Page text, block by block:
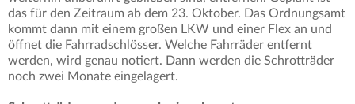
das für den Zeitraum ab dem 23. Oktober. Das Ordnungsamt
kommt dann mit einem großen LKW und einer Flex an und
öffnet die Fahrradschlösser. Welche Fahrräder entfernt
werden, wird genau notiert. Dann werden die Schrotträder
noch zwei Monate eingelagert.